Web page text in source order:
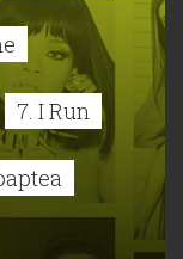
7. I Run